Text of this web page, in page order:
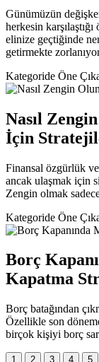
Günümüzün
herkesin
elinize geçtiğinde
getirmekte
Kategoride Öne
Nasıl
İçin
Finansal özgürlük
ancak ulaşmak için
Zengin olmak
Kategoride Öne
Borç
Kapatma
Borç batağından
Özellikle son
birçok kişiyi borç
1 2 3 4 5